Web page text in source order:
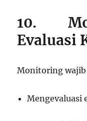
10.
Evaluasi
Monitoring
Mengevaluasi